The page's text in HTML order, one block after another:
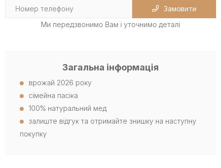
Замовити
Ми передзвонимо Вам і уточнимо деталі
Загальна інформація
врожай 2026 року
сімейна пасіка
100% натуральний мед
залиште відгук та отримайте знишку на наступну
покупку